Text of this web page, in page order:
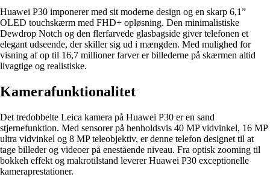
Huawei P30 imponerer med sit moderne design og en skarp 6,1”
OLED touchskærm med FHD+ opløsning. Den minimalistiske
Dewdrop Notch og den flerfarvede glasbagside giver telefonen et
elegant udseende, der skiller sig ud i mængden. Med mulighed for
visning af op til 16,7 millioner farver er billederne på skærmen altid
livagtige og realistiske.
Kamerafunktionalitet
Det tredobbelte Leica kamera på Huawei P30 er en sand
stjernefunktion. Med sensorer på henholdsvis 40 MP vidvinkel, 16 MP
ultra vidvinkel og 8 MP teleobjektiv, er denne telefon designet til at
tage billeder og videoer på enestående niveau. Fra optisk zooming til
bokkeh effekt og makrotilstand leverer Huawei P30 exceptionelle
kameraprestationer.